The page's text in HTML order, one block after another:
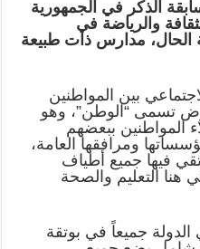
الذكر في الجمهورية
والرياضة في
الحال، مدارس ذات طبيعة
بين المواطنين
تسمى “الوطن”، وهو
المواطنين ببعضهم
ومرافقها العامة،
فيها جميع أطياف
هنا التعليم والصحة
جميعاً في بوتقة